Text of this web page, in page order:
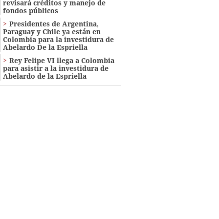
revisará créditos y manejo de
fondos públicos
Presidentes de Argentina,
Paraguay y Chile ya están en
Colombia para la investidura de
Abelardo De la Espriella
Rey Felipe VI llega a Colombia
para asistir a la investidura de
Abelardo de la Espriella